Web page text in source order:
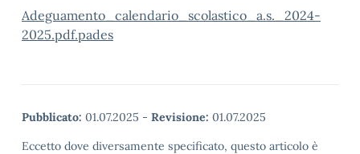
Adeguamento_calendario_scolastico_a.s._2024-
2025.pdf.pades
Pubblicato: 01.07.2025 - Revisione: 01.07.2025
Eccetto dove diversamente specificato, questo articolo è